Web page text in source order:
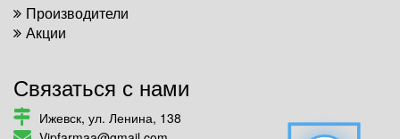
Производители
Акции
Связаться с нами
Ижевск, ул. Ленина, 138